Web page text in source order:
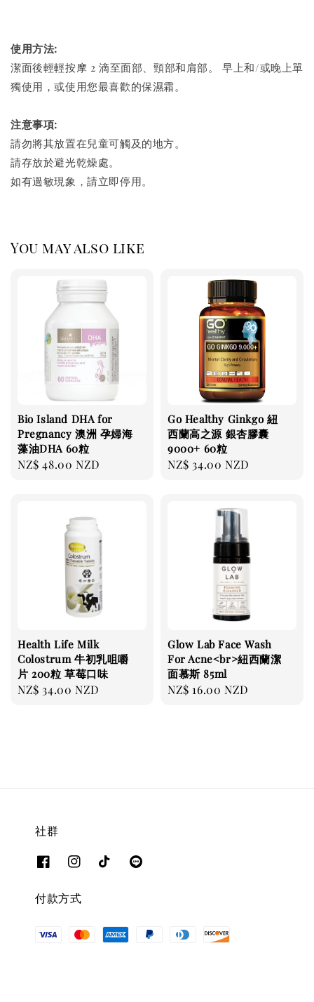
使用方法:
潔面後輕輕按摩 2 滴至面部、頸部和肩部。 早上和/或晚上單
獨使用，或使用您最喜歡的保濕霜。
注意事項:
請勿將其放置在兒童可觸及的地方。
請存放於避光乾燥處。
如有過敏現象，請立即停用。
You may also like
Bio Island DHA for
Pregnancy 澳洲 孕婦海
藻油DHA 60粒
Regular
NZ$ 48.00 NZD
Go Healthy Ginkgo 紐
西蘭高之源 銀杏膠囊
9000+ 60粒
Regular
NZ$ 34.00 NZD
Health Life Milk
Colostrum 牛初乳咀嚼
片 200粒 草莓口味
Regular
NZ$ 34.00 NZD
Glow Lab Face Wash
For Acne<br>紐西蘭潔
面慕斯 85ml
Regular
NZ$ 16.00 NZD
社群
付款方式